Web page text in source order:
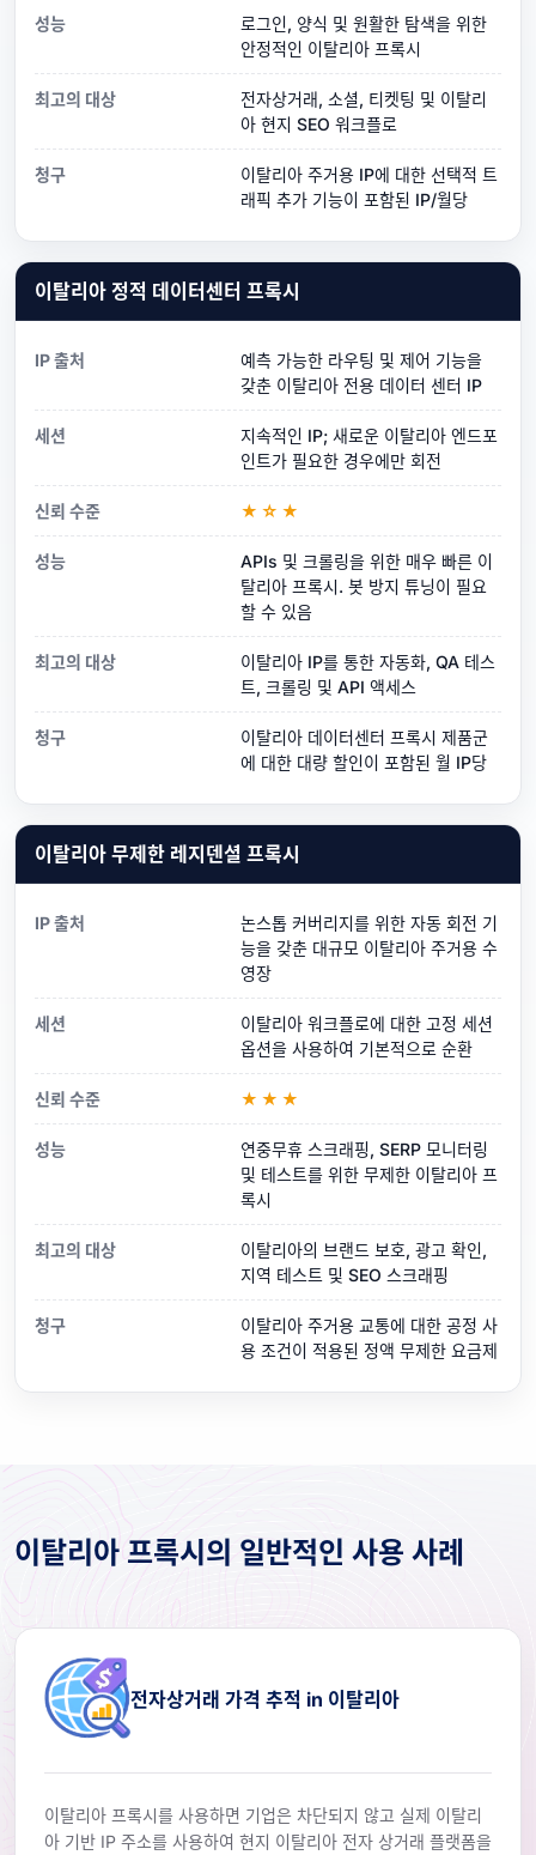
성능
로그인, 양식 및 원활한 탐색을 위한
안정적인 이탈리아 프록시
최고의 대상
전자상거래, 소셜, 티켓팅 및 이탈리
아 현지 SEO 워크플로
청구
이탈리아 주거용 IP에 대한 선택적 트
래픽 추가 기능이 포함된 IP/월당
이탈리아 정적 데이터센터 프록시
IP 출처
예측 가능한 라우팅 및 제어 기능을
갖춘 이탈리아 전용 데이터 센터 IP
세션
지속적인 IP; 새로운 이탈리아 엔드포
인트가 필요한 경우에만 회전
신뢰 수준 ★☆★
성능
APIs 및 크롤링을 위한 매우 빠른 이
탈리아 프록시. 봇 방지 튜닝이 필요
할 수 있음
최고의 대상
이탈리아 IP를 통한 자동화, QA 테스
트, 크롤링 및 API 액세스
청구
이탈리아 데이터센터 프록시 제품군
에 대한 대량 할인이 포함된 월 IP당
이탈리아 무제한 레지덴셜 프록시
IP 출처
논스톱 커버리지를 위한 자동 회전 기
능을 갖춘 대규모 이탈리아 주거용 수
영장
세션
이탈리아 워크플로에 대한 고정 세션
옵션을 사용하여 기본적으로 순환
신뢰 수준 ★★★
성능
연중무휴 스크래핑, SERP 모니터링
및 테스트를 위한 무제한 이탈리아 프
록시
최고의 대상
이탈리아의 브랜드 보호, 광고 확인,
지역 테스트 및 SEO 스크래핑
청구
이탈리아 주거용 교통에 대한 공정 사
용 조건이 적용된 정액 무제한 요금제
이탈리아 프록시의 일반적인 사용 사례
전자상거래 가격 추적 in 이탈리아
이탈리아 프록시를 사용하면 기업은 차단되지 않고 실제 이탈리
아 기반 IP 주소를 사용하여 현지 이탈리아 전자 상거래 플랫폼을